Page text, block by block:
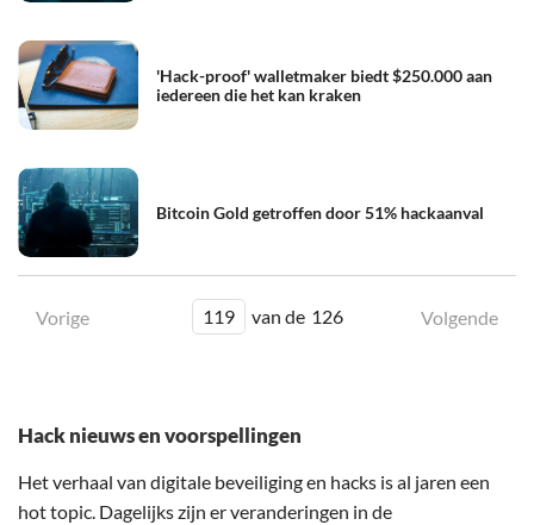
'Hack-proof' walletmaker biedt $250.000 aan
iedereen die het kan kraken
Bitcoin Gold getroffen door 51% hackaanval
Vorige 119 van de 126 Volgende
Hack nieuws en voorspellingen
Het verhaal van digitale beveiliging en hacks is al jaren een
hot topic. Dagelijks zijn er veranderingen in de